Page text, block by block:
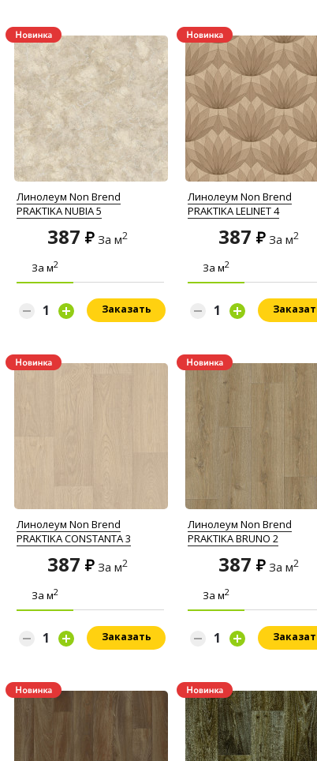
Линолеум Non Brend
PRAKTIKA NUBIA 5
387 За м2
За м2
Заказать
Линолеум Non Brend
PRAKTIKA LELINET 4
387 За м2
За м2
Линолеум Non Brend
PRAKTIKA CONSTANTA 3
387 За м2
За м2
Заказать
Линолеум Non Brend
PRAKTIKA BRUNO 2
387 За м2
За м2